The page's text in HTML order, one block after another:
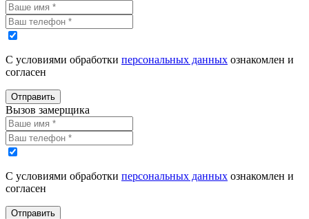
С условиями обработки персональных данных ознакомлен и
согласен
Отправить
Вызов замерщика
С условиями обработки персональных данных ознакомлен и
согласен
Отправить